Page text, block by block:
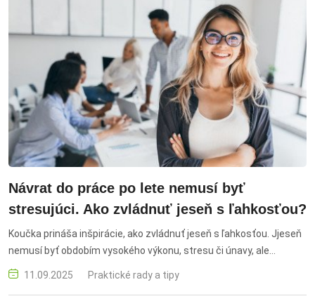
Návrat do práce po lete nemusí byť
stresujúci. Ako zvládnuť jeseň s ľahkosťou?
Koučka prináša inšpirácie, ako zvládnuť jeseň s ľahkosťou. Jjeseň
nemusí byť obdobím vysokého výkonu, stresu či únavy, ale
môžeme byť aj pozvaním vrátiť sa k sebe samému návrat do
práce, po lete, nemusí byť stresujúci, zvládnuť jeseň, s ľahkosťou,
11.09.2025 Praktické rady a tipy